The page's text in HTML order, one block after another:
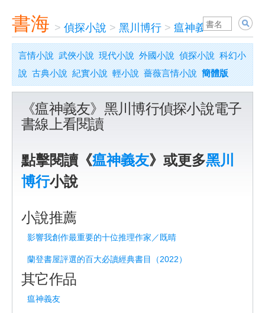
書海 > 偵探小說 > 黑川博行 > 瘟神義友
言情小說 武俠小說 現代小說 外國小說 偵探小說 科幻小
說 古典小說 紀實小說 輕小說 薔薇言情小說 簡體版
《瘟神義友》黑川博行偵探小說電子
書線上看閱讀
點擊閱讀《瘟神義友》或更多黑川
博行小說
小說推薦
影響我創作最重要的十位推理作家／既晴
蘭登書屋評選的百大必讀經典書目（2022）
其它作品
瘟神義友